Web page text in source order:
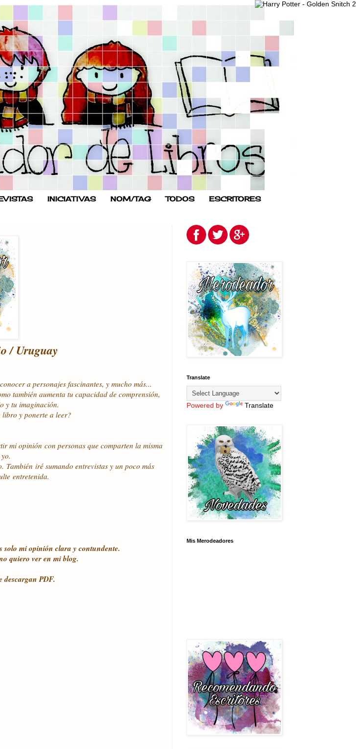
INICIATIVAS NOM/TAG TODOS ESCRITORES
/ Uruguay
a personajes fascinantes, y mucho más...
también aumenta tu capacidad de comprensión,
y tu imaginación.
libro y ponerte a leer?
mi opinión con personas que comparten la misma
iré sumando entrevistas y un poco más
entretenida.
solo mi opinión clara y contundente.
quiero ver en mi blog.
descargan PDF.
Translate
Powered by Translate
Mis Merodeadores